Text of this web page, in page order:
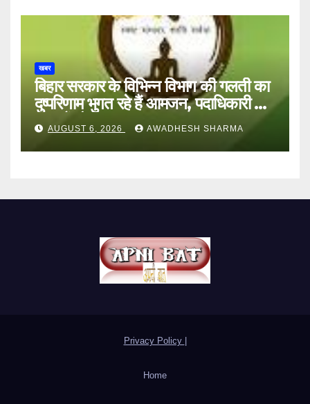
खबर
बिहार सरकार के विभिन्न विभाग की गलती का
दुष्परिणाम भुगत रहे हैं आमजन, पदाधिकारी और
अन्य हैं मौन
AUGUST 6, 2026 AWADHESH SHARMA
Privacy Policy
Home